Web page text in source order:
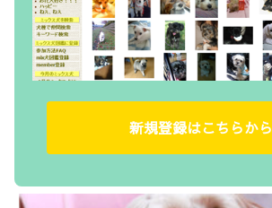
新規登録はこちらから